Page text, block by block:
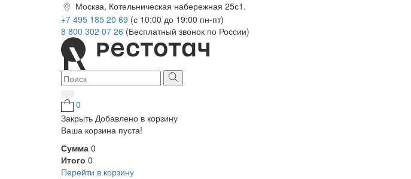
Москва, Котельническая набережная 25с1.
+7 495 185 20 69 (с 10:00 до 19:00 пн-пт)
8 800 302 07 26 (Бесплатный звонок по России)
0
Закрыть Добавлено в корзину
Ваша корзина пуста!
Сумма 0
Итого 0
Перейти в корзину